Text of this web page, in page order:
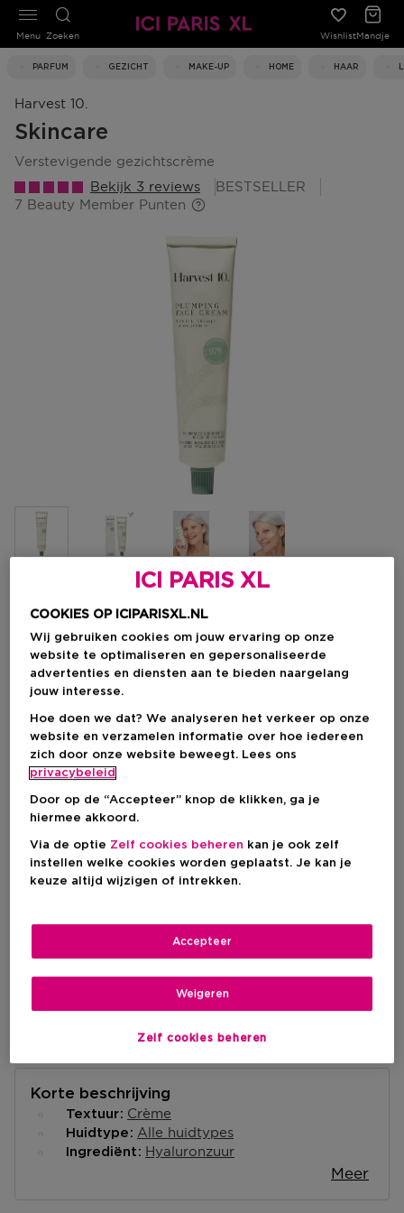
Zoeken WishlistMandje
PARFUM GEZICHT MAKE-UP HOME HAAR
Menu
Harvest 10.
Skincare
verstevigende gezichtscrème
Bekijk 3 reviews
BESTSELLER
7 Beauty Member Punten
Kies je formaat
50 G Op voorraad
50 G
Productprijs
€ 24,95
Kortingsprijs
€ 7,48
IN WINKELMANDJE
Ophalen in een winkel
Ophalen in een winkel nabij jou.
Korte beschrijving
Textuur Crème
Huidtype Alle huidtypes
Ingrediënt Hyaluronzuur
Meer
ICI PARIS XL
COOKIES OP ICIPARISXL.NL
Wij gebruiken cookies om jouw ervaring op onze
website te optimaliseren en gepersonaliseerde
advertenties en diensten aan te bieden naargelang
jouw interesse.
Hoe doen we dat? We analyseren het verkeer op onze
website en verzamelen informatie over hoe iedereen
zich door onze website beweegt. Lees ons
privacybeleid
Door op de “Accepteer” knop de klikken, ga je
hiermee akkoord.
Via de optie Zelf cookies beheren kan je ook zelf
instellen welke cookies worden geplaatst. Je kan je
keuze altijd wijzigen of intrekken.
Zelf cookies beheren
Weigeren
Accepteer